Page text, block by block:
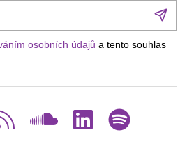
osobních údajů a tento souhlas
RSS